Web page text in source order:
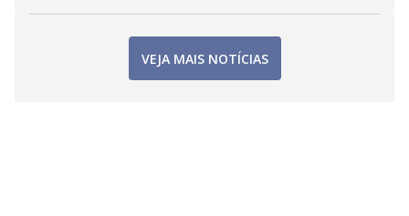
VEJA MAIS NOTÍCIAS